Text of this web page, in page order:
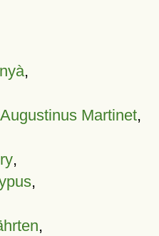
,
Martinet,
,
,
,